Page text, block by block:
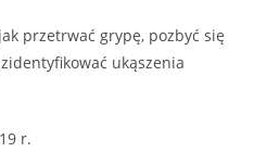
przetrwać grypę, pozbyć się
ukąszenia
r.